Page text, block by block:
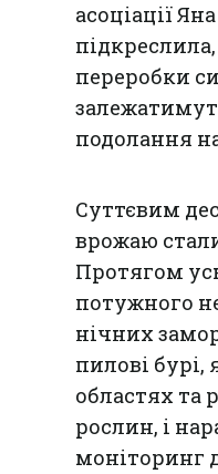
асоціації
переробки
подолання
Суттєвим
врожаю
Протягом
потужного
нічних
пилові
областях та
рослин, і
моніторинг